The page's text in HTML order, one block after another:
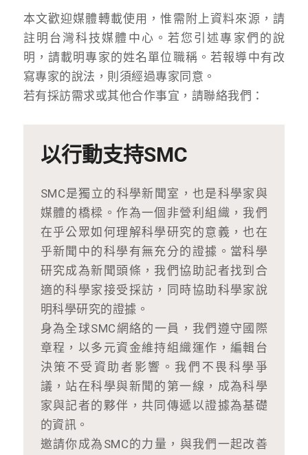
本文歡迎媒體轉載使用，惟需附上資料來源，請
註明台灣科技媒體中心。若您引述專家們的說
明，請載明專家的姓名單位職稱。若報導中有改
寫專家的說法，則須經過專家同意。
若有採訪需求或其他合作事宜，請聯絡我們：
以行動支持SMC
SMC是獨立的科學新聞室，也是科學家與
媒體的橋樑。作為一個非營利組織，我們
在乎公眾如何理解科學研究的意義，也在
乎新聞中的科學有無充分的證據。當科學
研究成為新聞頭條，我們協助記者找到合
適的科學家接受採訪，同時協助科學家說
明科學研究的證據。
身為全球SMC網絡的一員，我們遵守國際
章程，以多元資金維持組織運作，編輯台
決策不受資助者影響。我們不畏科學爭
議，站在科學與新聞的第一線，成為科學
家與記者的夥伴，共同傳遞以證據為基礎
的資訊。
邀請你成為SMC的力量，與我們一起改善